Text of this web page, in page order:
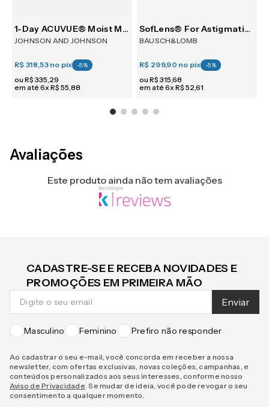
1-Day ACUVUE® Moist Multifocal 30
JOHNSON AND JOHNSON
R$ 318,53 no pix -5%
ou R$ 335,29
em até 6xR$ 55,88
SofLens® For Astigmatism 6
BAUSCH&LOMB
R$ 299,90 no pix -5%
ou R$ 315,68
em até 6xR$ 52,61
Avaliações
Este produto ainda não tem avaliações
CADASTRE-SE E RECEBA NOVIDADES E
PROMOÇÕES EM PRIMEIRA MÃO
Enviar
Masculino Feminino Prefiro não responder
Ao cadastrar o seu e-mail, você concorda em receber a nossa
newsletter, com ofertas exclusivas, novas coleções, campanhas, e
conteúdos personalizados aos seus interesses, conforme nosso
Aviso de Privacidade . Se mudar de ideia, você pode revogar o seu
consentimento a qualquer momento.